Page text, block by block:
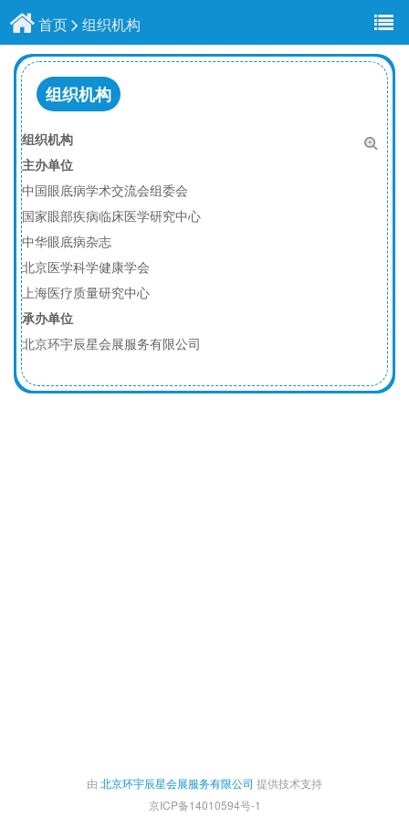
首页 组织机构
组织机构
组织机构
主办单位
中国眼底病学术交流会组委会
国家眼部疾病临床医学研究中心
中华眼底病杂志
北京医学科学健康学会
上海医疗质量研究中心
承办单位
北京环宇辰星会展服务有限公司
由 北京环宇辰星会展服务有限公司 提供技术支持
京ICP备14010594号-1